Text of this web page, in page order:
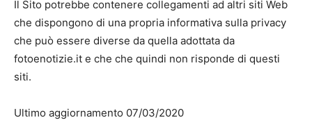
Il Sito potrebbe contenere collegamenti ad altri siti Web
che dispongono di una propria informativa sulla privacy
che può essere diverse da quella adottata da
fotoenotizie.it e che che quindi non risponde di questi
siti.
Ultimo aggiornamento 07/03/2020